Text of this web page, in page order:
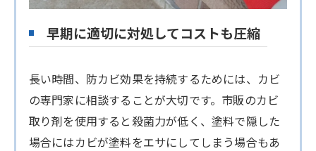
早期に適切に対処してコストも圧縮
長い時間、防カビ効果を持続するためには、カビ
の専門家に相談することが大切です。市販のカビ
取り剤を使用すると殺菌力が低く、塗料で隠した
場合にはカビが塗料をエサにしてしまう場合もあ